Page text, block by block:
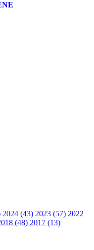
2024 (43) 2023 (57) 2022
(48) 2017 (13)